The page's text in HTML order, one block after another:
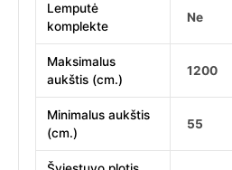
Lemputė
komplekte
Ne
Maksimalus
aukštis (cm.)
1200
Minimalus aukštis
(cm.)
55